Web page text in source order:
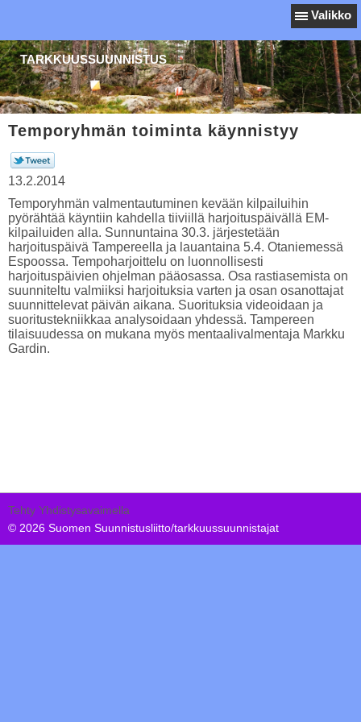
Valikko
TARKKUUSSUUNNISTUS
Temporyhmän toiminta käynnistyy
13.2.2014
Temporyhmän valmentautuminen kevään kilpailuihin
pyörähtää käyntiin kahdella tiiviillä harjoituspäivällä EM-
kilpailuiden alla. Sunnuntaina 30.3. järjestetään
harjoituspäivä Tampereella ja lauantaina 5.4. Otaniemessä
Espoossa. Tempoharjoittelu on luonnollisesti
harjoituspäivien ohjelman pääosassa. Osa rastiasemista on
suunniteltu valmiiksi harjoituksia varten ja osan osanottajat
suunnittelevat päivän aikana. Suorituksia videoidaan ja
suoritustekniikkaa analysoidaan yhdessä. Tampereen
tilaisuudessa on mukana myös mentaalivalmentaja Markku
Gardin.
Tehty Yhdistysavaimella
© 2026 Suomen Suunnistusliitto/tarkkuussuunnistajat